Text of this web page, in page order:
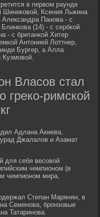
в первом раунде
Шиниковой, Ксения Лыкина
Александра Панова - с
(14) - с сербкой
- с британкой Хитер
Антонией Лоттнер,
Бургер, а Алла
Кузмовой.
Власов стал
греко-римской
Адлана Акиева,
Джалалов и Азамат
для себя весовой
чемпионом (в
чемпионом мира,
Степан Марянян, в
Семенова, бронзовые
Татаринова.